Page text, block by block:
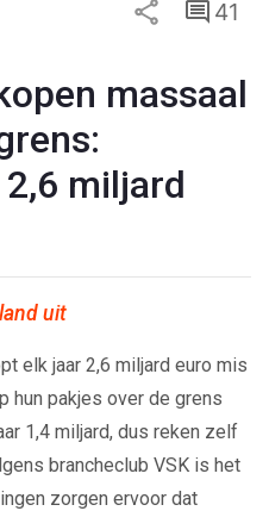
41
massaal
miljard
uit
elk jaar 2,6 miljard euro mis
hun pakjes over de grens
1,4 miljard, dus reken zelf
brancheclub VSK is het
zorgen ervoor dat